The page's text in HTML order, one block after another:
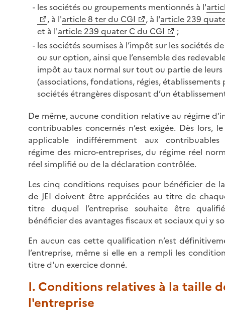
les sociétés ou groupements mentionnés à l'
, à l'article 8 ter du CGI , à l'article 239
et à l'article 239 quater C du CGI
;
les sociétés soumises à l’impôt sur les sociétés
ou sur option, ainsi que l’ensemble des
impôt au taux normal sur tout ou partie de leurs
(associations, fondations, régies, établissements
sociétés étrangères disposant d’un
De même, aucune condition relative au régime
contribuables concernés n’est exigée. Dès lors,
applicable indifféremment aux
régime des micro-entreprises, du régime réel
réel simplifié ou de la déclaration contrôlée.
Les cinq conditions requises pour bénéficier de
de JEI doivent être appréciées au titre de
titre duquel l’entreprise souhaite être
bénéficier des avantages fiscaux et sociaux qui y
En aucun cas cette qualification n’est
l’entreprise, même si elle en a rempli les
titre d'un exercice donné.
I. Conditions relatives à la taille
l'entreprise